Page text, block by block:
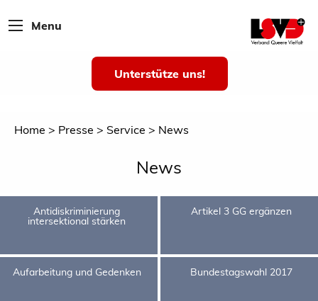
Menu
Unterstütze uns!
Home Presse Service News
News
Antidiskriminierung
intersektional stärken
Artikel 3 GG ergänzen
Aufarbeitung und Gedenken Bundestagswahl 2017